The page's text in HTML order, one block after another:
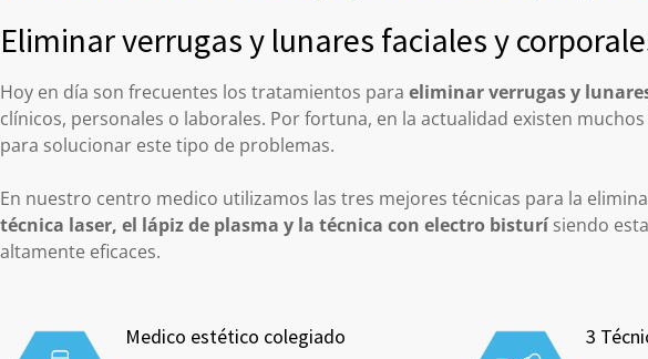
Eliminar verrugas y lunares faciales y
Hoy en día son frecuentes los tratamientos para eliminar verrugas y
clínicos, personales o laborales. Por fortuna, en la actualidad existen
para solucionar este tipo de problemas.
En nuestro centro medico utilizamos las tres mejores técnicas para la
técnica laser, el lápiz de plasma y la técnica con electro bisturísiendo
altamente eficaces.
Medico estético colegiado 3